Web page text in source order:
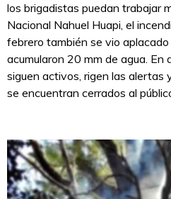
los brigadistas puedan trabajar
Nacional Nahuel Huapi, el
febrero también se vio
acumularon 20 mm de agua. En
siguen activos, rigen las alertas
se encuentran cerrados al